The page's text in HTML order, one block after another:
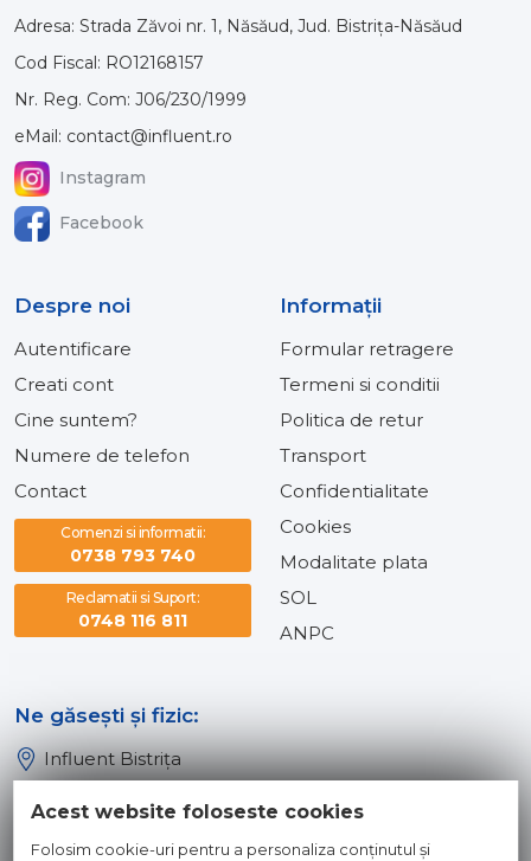
Adresa: Strada Zăvoi nr. 1, Năsăud, Jud. Bistrița-Năsăud
Cod Fiscal: RO12168157
Nr. Reg. Com: J06/230/1999
eMail: contact@influent.ro
Instagram
Facebook
Despre noi
Autentificare
Creati cont
Cine suntem?
Numere de telefon
Contact
Comenzi si informatii:
0738 793 740
Reclamatii si Suport:
0748 116 811
Informaţii
Formular retragere
Termeni si conditii
Politica de retur
Transport
Confidentialitate
Cookies
Modalitate plata
SOL
ANPC
Ne găsești și fizic:
Influent Bistrița
Acest website foloseste cookies
Folosim cookie-uri pentru a personaliza conținutul și